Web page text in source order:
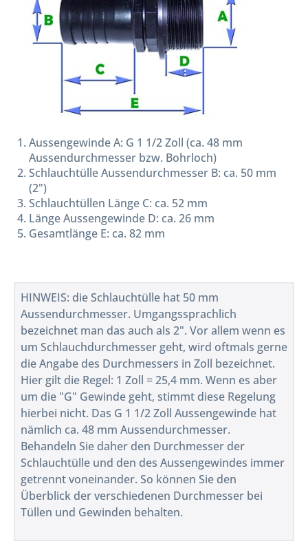
Aussengewinde A: G 1 1/2 Zoll (ca. 48 mm
Aussendurchmesser bzw. Bohrloch)
Schlauchtülle Aussendurchmesser B: ca. 50 mm
(2")
Schlauchtüllen Länge C: ca. 52 mm
Länge Aussengewinde D: ca. 26 mm
Gesamtlänge E: ca. 82 mm
HINWEIS: die Schlauchtülle hat 50 mm
Aussendurchmesser. Umgangssprachlich
bezeichnet man das auch als 2". Vor allem wenn es
um Schlauchdurchmesser geht, wird oftmals gerne
die Angabe des Durchmessers in Zoll bezeichnet.
Hier gilt die Regel: 1 Zoll = 25,4 mm. Wenn es aber
um die "G" Gewinde geht, stimmt diese Regelung
hierbei nicht. Das G 1 1/2 Zoll Aussengewinde hat
nämlich ca. 48 mm Aussendurchmesser.
Behandeln Sie daher den Durchmesser der
Schlauchtülle und den des Aussengewindes immer
getrennt voneinander. So können Sie den
Überblick der verschiedenen Durchmesser bei
Tüllen und Gewinden behalten.